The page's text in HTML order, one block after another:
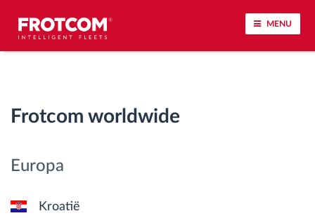
MENU
Rijgedrag analyse
Frotcom worldwide
Europa
Kroatië